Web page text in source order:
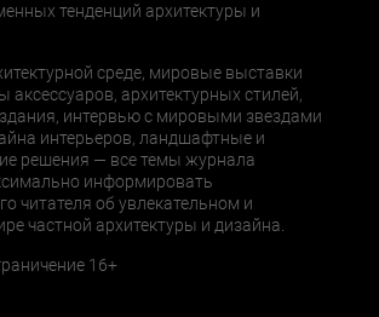
тенденций архитектуры и
среде, мировые выставки
аксессуаров, архитектурных стилей,
здания, интервью с мировыми звездами
интерьеров, ландшафтные и
решения — все темы журнала
информировать
читателя об увлекательном и
частной архитектуры и дизайна.
16+